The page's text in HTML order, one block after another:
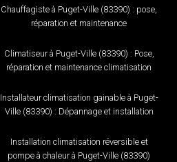
Chauffagiste à Puget-Ville (83390) : pose,
réparation et maintenance
Climatiseur à Puget-Ville (83390) : Pose,
réparation et maintenance climatisation
Installateur climatisation gainable à Puget-
Ville (83390) : Dépannage et installation
Installation climatisation réversible et
pompe à chaleur à Puget-Ville (83390)